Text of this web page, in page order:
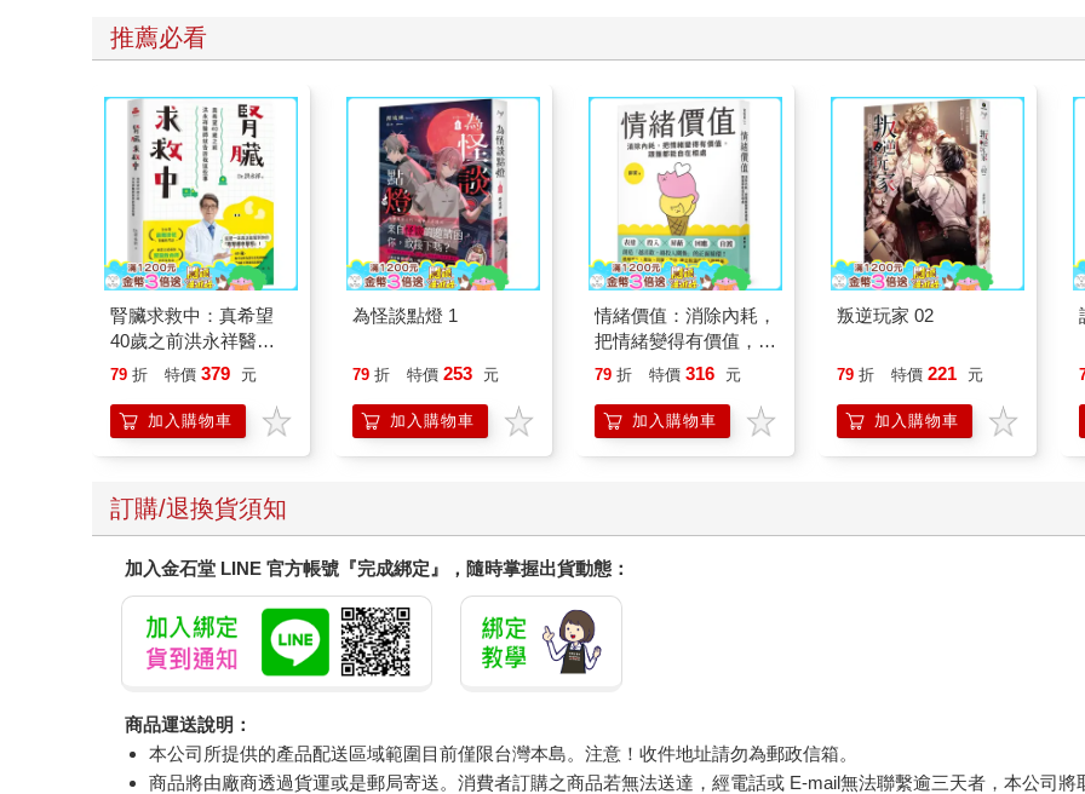
推薦必看
腎臟求救中：真希望
40歲之前洪永祥醫師
就告訴我這些事
79 折 特價 379 元
加入購物車
為怪談點燈 1
79 折 特價 253 元
加入購物車
情緒價值：消除內耗，
把情緒變得有價值，跟
誰都能自在相處
79 折 特價 316 元
加入購物車
叛逆玩家 02
79 折 特價 221 元
加入購物車
訂購/退換貨須知
加入金石堂 LINE 官方帳號『完成綁定』，隨時掌握出貨動態：
商品運送說明：
本公司所提供的產品配送區域範圍目前僅限台灣本島。注意！收件地址請勿為郵政信箱。
商品將由廠商透過貨運或是郵局寄送。消費者訂購之商品若無法送達，經電話或 E-mail無法聯繫逾三天者，本公司將